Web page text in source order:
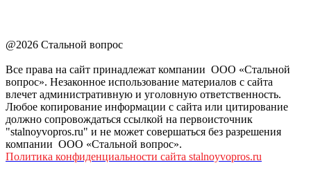
@2026 Стальной вопрос
Все права на сайт принадлежат компании ООО «Стальной
вопрос». Незаконное использование материалов с сайта
влечет административную и уголовную ответственность.
Любое копирование информации с сайта или цитирование
должно сопровождаться ссылкой на первоисточник
"stalnoyvopros.ru" и не может совершаться без разрешения
компании ООО «Стальной вопрос».
Политика конфиденциальности сайта stalnoyvopros.ru